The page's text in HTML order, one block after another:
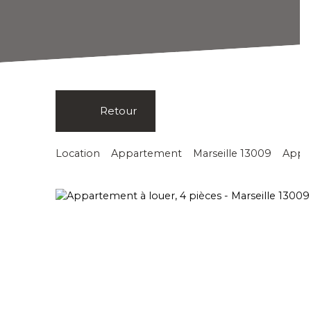
Retour
Location Appartement Marseille 13009